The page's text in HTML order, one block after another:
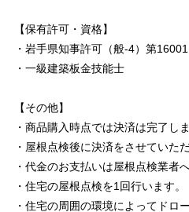
【保有許可・資格】
・岩手県知事許可（般-4）第
・一級建築板金技能士
【その他】
・商品購入時点では決済は完了しま
・屋根点検後に決済をさせていた
・代金のお支払いは屋根点検業者
・住宅の屋根点検を1回行います。
・住宅の周囲の環境によってドロ